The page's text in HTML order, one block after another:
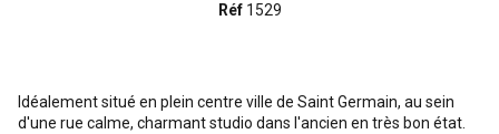
Réf 1529
Idéalement situé en plein centre ville de Saint Germain, au sein
d'une rue calme, charmant studio dans l'ancien en très bon état.